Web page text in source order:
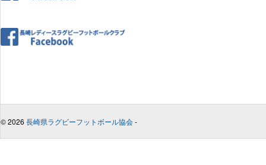
© 2026 長崎県ラグビーフットボール協会-